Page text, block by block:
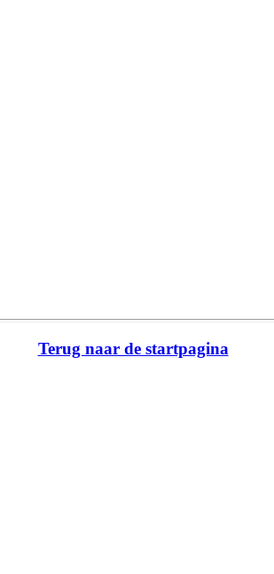
Terug naar de startpagina